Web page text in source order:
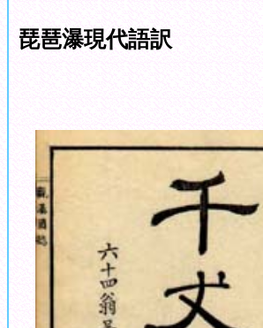
琵琶瀑現代語訳